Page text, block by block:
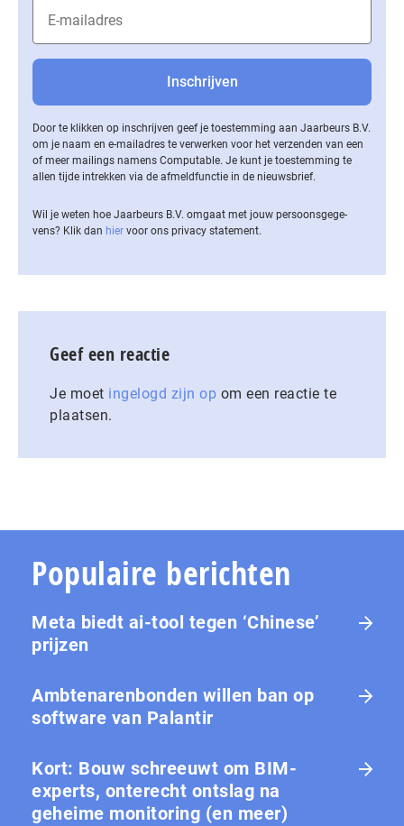
Door te klikken op inschrijven geef je toestemming aan Jaarbeurs B.V.
om je naam en e-mailadres te verwerken voor het verzenden van een
of meer mailings namens Computable. Je kunt je toestemming te
allen tijde intrekken via de af­meld­func­tie in de nieuwsbrief.
Wil je weten hoe Jaarbeurs B.V. omgaat met jouw per­soons­ge­ge­
vens? Klik dan hier voor ons privacy statement.
Geef een reactie
Je moet ingelogd zijn op om een reactie te
plaatsen.
Populaire berichten
Meta biedt ai-tool tegen ‘Chinese’
prijzen
Ambtenarenbonden willen ban op
software van Palantir
Kort: Bouw schreeuwt om BIM-
experts, onterecht ontslag na
geheime monitoring (en meer)